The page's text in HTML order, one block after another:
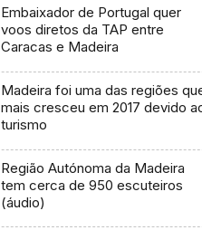
Embaixador de Portugal quer
voos diretos da TAP entre
Caracas e Madeira
Madeira foi uma das regiões
mais cresceu em 2017 devido
turismo
Região Autónoma da Madeira
tem cerca de 950 escuteiros
(áudio)